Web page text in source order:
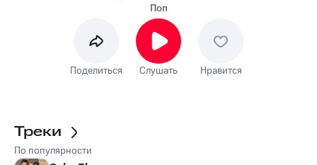
Поп
Поделиться Слушать Нравится
Треки
По популярности